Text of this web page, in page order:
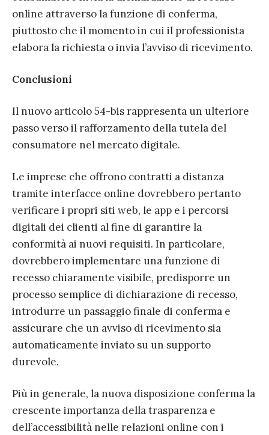
online attraverso la funzione di conferma,
piuttosto che il momento in cui il professionista
elabora la richiesta o invia l’avviso di ricevimento.
Conclusioni
Il nuovo articolo 54-bis rappresenta un ulteriore
passo verso il rafforzamento della tutela del
consumatore nel mercato digitale.
Le imprese che offrono contratti a distanza
tramite interfacce online dovrebbero pertanto
verificare i propri siti web, le app e i percorsi
digitali dei clienti al fine di garantire la
conformità ai nuovi requisiti. In particolare,
dovrebbero implementare una funzione di
recesso chiaramente visibile, predisporre un
processo semplice di dichiarazione di recesso,
introdurre un passaggio finale di conferma e
assicurare che un avviso di ricevimento sia
automaticamente inviato su un supporto
durevole.
Più in generale, la nuova disposizione conferma la
crescente importanza della trasparenza e
dell’accessibilità nelle relazioni online con i